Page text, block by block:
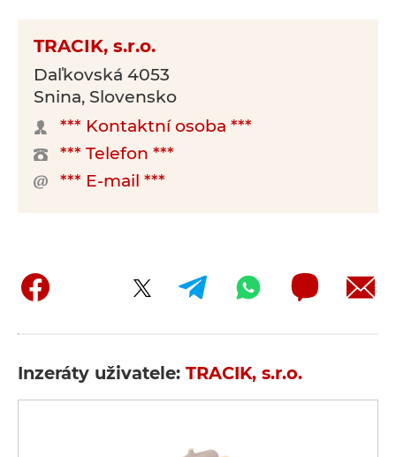
TRACIK, s.r.o.
Daľkovská 4053
Snina, Slovensko
*** Kontaktní osoba ***
*** Telefon ***
*** E-mail ***
Inzeráty uživatele: TRACIK, s.r.o.